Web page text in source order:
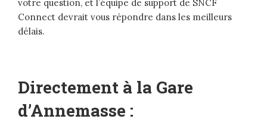
votre question, et l’équipe de support de SNCF
Connect devrait vous répondre dans les meilleurs
délais.
Directement à la Gare
d’Annemasse :